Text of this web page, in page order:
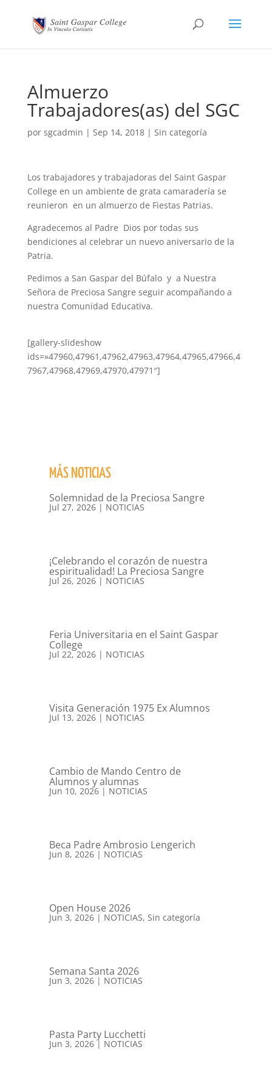
Almuerzo
Trabajadores(as) del SGC
por sgcadmin | Sep 14, 2018| Sin categoría
Los trabajadores y trabajadoras del Saint Gaspar
College en un ambiente de grata camaradería se
reunieron en un almuerzo de Fiestas Patrias.
Agradecemos al Padre Dios por todas sus
bendiciones al celebrar un nuevo aniversario de la
Patria.
Pedimos a San Gaspar del Búfalo y a Nuestra
Señora de Preciosa Sangre seguir acompañando a
nuestra Comunidad Educativa.
[gallery-slideshow
ids=»47960,47961,47962,47963,47964,47965,47966,4
7967,47968,47969,47970,47971″]
MÁS NOTICIAS
Solemnidad de la Preciosa Sangre
Jul 27, 2026| NOTICIAS
¡Celebrando el corazón de nuestra
espiritualidad! La Preciosa Sangre
Jul 26, 2026| NOTICIAS
Feria Universitaria en el Saint Gaspar
College
Jul 22, 2026| NOTICIAS
Visita Generación 1975 Ex Alumnos
Jul 13, 2026| NOTICIAS
Cambio de Mando Centro de
Alumnos y alumnas
Jun 10, 2026| NOTICIAS
Beca Padre Ambrosio Lengerich
Jun 8, 2026| NOTICIAS
Open House 2026
Jun 3, 2026| NOTICIAS, Sin categoría
Semana Santa 2026
Jun 3, 2026| NOTICIAS
Pasta Party Lucchetti
Jun 3, 2026| NOTICIAS